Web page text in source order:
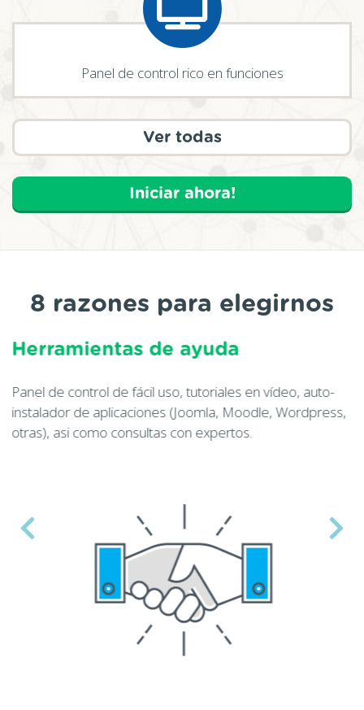
Panel de control rico en funciones
Ver todas
Iniciar ahora!
8 razones para elegirnos
Servicio de hosting fiable
Existen muchas opciones para elegir pero no
convienen. Una plataforma segura en la que
confiar.